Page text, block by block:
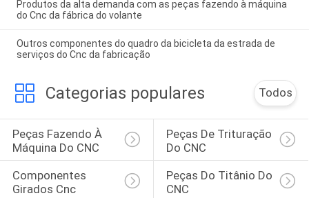
Produtos da alta demanda com as peças fazendo à máquina
do Cnc da fábrica do volante
Outros componentes do quadro da bicicleta da estrada de
serviços do Cnc da fabricação
Categorias populares Todos
Peças Fazendo À
Máquina Do CNC
Peças De Trituração
Do CNC
Componentes
Girados Cnc
Peças Do Titânio Do
CNC